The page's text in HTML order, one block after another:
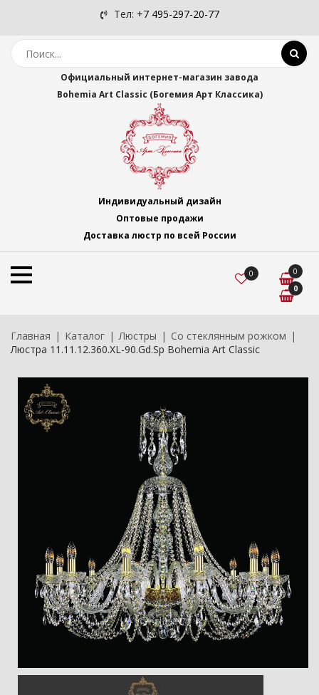
Тел: +7 495-297-20-77
Официальный интернет-магазин завода
Bohemia Art Classic (Богемия Арт Классика)
Индивидуальный дизайн
Оптовые продажи
Доставка люстр по всей России
0
0
0
Главная Каталог Люстры
Со стеклянным рожком
Люстра 11.11.12.360.XL-90.Gd.Sp Bohemia Art Classic